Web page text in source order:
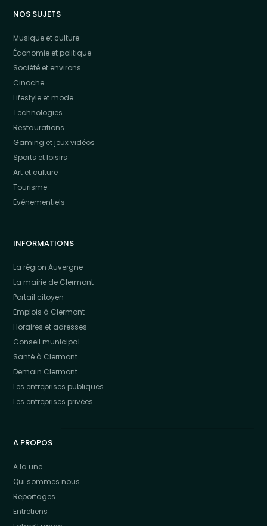
NOS SUJETS
Musique et culture
Économie et politique
Société et environs
Cinoche
Lifestyle et mode
Technologies
Restaurations
Gaming et jeux vidéos
Sports et loisirs
Art et culture
Tourisme
Evénementiels
INFORMATIONS
La région Auvergne
La mairie de Clermont
Portail citoyen
Emplois à Clermont
Horaires et adresses
Conseil municipal
Santé à Clermont
Demain Clermont
Les entreprises publiques
Les entreprises privées
A PROPOS
A la une
Qui sommes nous
Reportages
Entretiens